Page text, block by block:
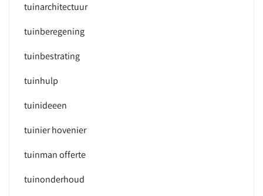
tuinarchitectuur
tuinberegening
tuinbestrating
tuinhulp
tuinideeen
tuinier hovenier
tuinman offerte
tuinonderhoud